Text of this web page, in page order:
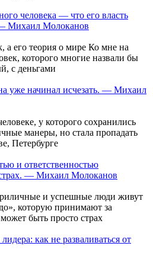
человека — что его власть
— Михаил Молоканов
а его теория о мире Ко мне на
которого многие назвали бы
с деньгами
уже начинал исчезать. — Михаил
у которого сохранились
манеры, но стала пропадать
Петербурге
и ответственностью
страх. — Михаил Молоканов
и успешные люди живут
которую принимают за
быть просто страх
как не разваливаться от